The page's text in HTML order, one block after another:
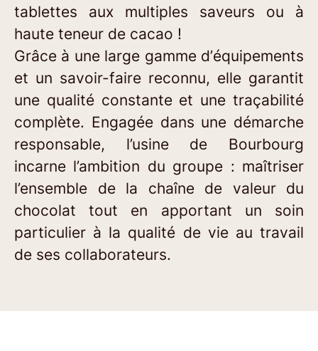
tablettes aux multiples saveurs ou à
haute teneur de cacao !
Grâce à une large gamme d’équipements
et un savoir-faire reconnu, elle garantit
une qualité constante et une traçabilité
complète. Engagée dans une démarche
responsable, l’usine de Bourbourg
incarne l’ambition du groupe : maîtriser
l’ensemble de la chaîne de valeur du
chocolat tout en apportant un soin
particulier à la qualité de vie au travail
de ses collaborateurs.